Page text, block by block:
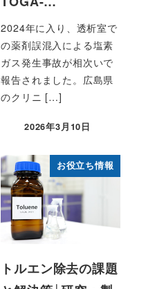
2024年に入り、透析室で
の薬剤誤混入による塩素
ガス発生事故が相次いで
報告されました。広島県
のクリニ […]
2026年3月10日
お役立ち情報
トルエン除去の課題